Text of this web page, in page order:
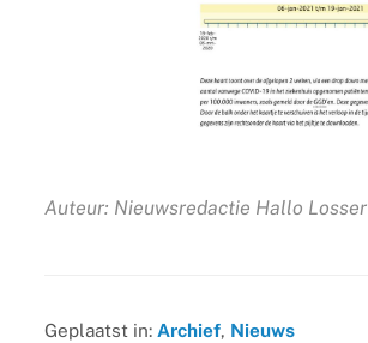
Auteur: Nieuwsredactie Hallo Losser
Geplaatst in: Archief, Nieuws